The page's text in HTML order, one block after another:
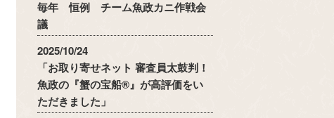
毎年 恒例 チーム魚政カニ作戦会
議
2025/10/24
「お取り寄せネット 審査員太鼓判！
魚政の『蟹の宝船®』が高評価をい
ただきました」